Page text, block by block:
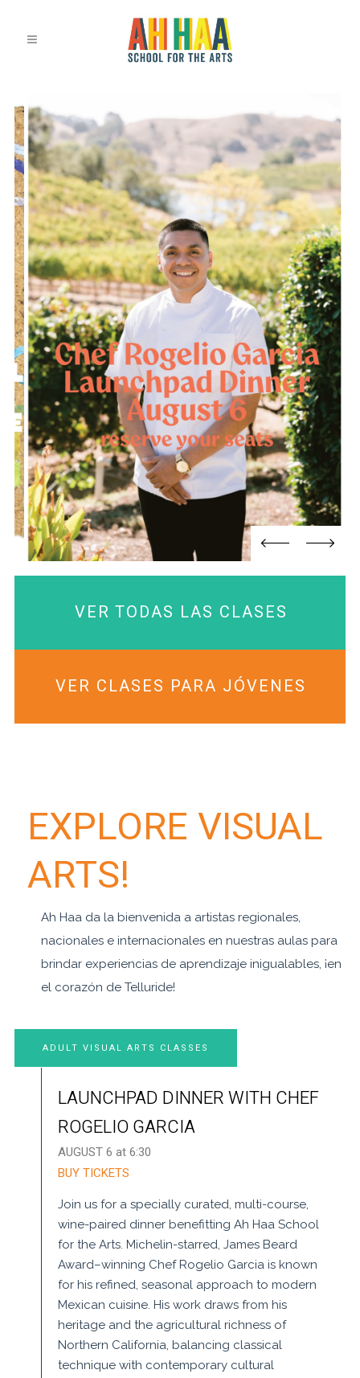
VER TODAS LAS CLASES
VER CLASES PARA JÓVENES
EXPLORE VISUAL
ARTS!
Ah Haa da la bienvenida a artistas regionales,
nacionales e internacionales en nuestras aulas para
brindar experiencias de aprendizaje inigualables, ¡en
el corazón de Telluride!
ADULT VISUAL ARTS CLASSES
LAUNCHPAD DINNER WITH CHEF
ROGELIO GARCIA
AUGUST 6 at 6:30
BUY TICKETS
Join us for a specially curated, multi-course,
wine-paired dinner benefitting Ah Haa School
for the Arts. Michelin-starred, James Beard
Award–winning Chef Rogelio Garcia is known
for his refined, seasonal approach to modern
Mexican cuisine. His work draws from his
heritage and the agricultural richness of
Northern California, balancing classical
technique with contemporary cultural